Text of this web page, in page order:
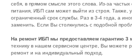
себя, в прямом смысле этого слова. Из-за
питания, ИБП сам может выйти из строя. Также,
ограниченный срок службы. Раз в 3-4 года, а
заменить. Если Вы столкнулись с подобной
На ремонт ИБП мы предоставляем гарантию 3
технику в нашем сервисном центре, Вы можете
ремонт и на индивидуальный подход.